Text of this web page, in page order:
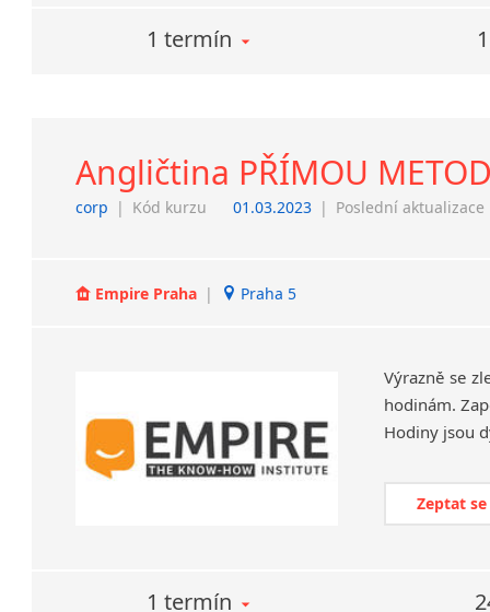
1 termín
Angličtina PŘÍMOU
corp | Kód kurzu 01.03.2023 | Poslední aktualizace
Empire Praha | Praha 5
Výrazně se
hodinám.
Zeptat
1 termín